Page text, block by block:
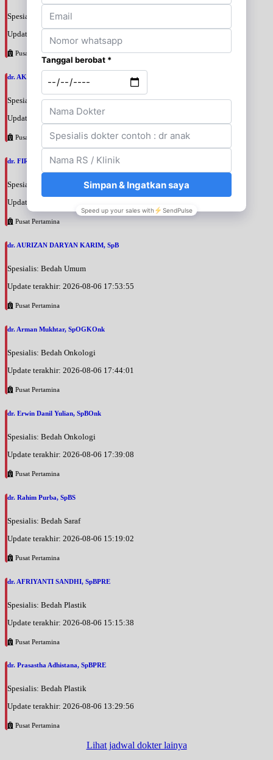
Spesialis: Bedah Urologi
Update terakhir: 2026-08-06 18:42:13
Pusat Pertamina
dr. AKBARI WAHYUDI KUSUMAH, SpU
Spesialis: Bedah Urologi
Update terakhir: 2026-08-06 18:38:38
Pusat Pertamina
dr. FIRTANTYO ADI SYAHPUTRA, SpU
Spesialis: Bedah Urologi
Update terakhir: 2026-08-06 18:29:29
Pusat Pertamina
dr. AURIZAN DARYAN KARIM, SpB
Spesialis: Bedah Umum
Update terakhir: 2026-08-06 17:53:55
Pusat Pertamina
dr. Arman Mukhtar, SpOGKOnk
Spesialis: Bedah Onkologi
Update terakhir: 2026-08-06 17:44:01
Pusat Pertamina
dr. Erwin Danil Yulian, SpBOnk
Spesialis: Bedah Onkologi
Update terakhir: 2026-08-06 17:39:08
Pusat Pertamina
dr. Rahim Purba, SpBS
Spesialis: Bedah Saraf
Update terakhir: 2026-08-06 15:19:02
Pusat Pertamina
dr. AFRIYANTI SANDHI, SpBPRE
Spesialis: Bedah Plastik
Update terakhir: 2026-08-06 15:15:38
Pusat Pertamina
dr. Prasastha Adhistana, SpBPRE
Spesialis: Bedah Plastik
Update terakhir: 2026-08-06 13:29:56
Pusat Pertamina
Lihat jadwal dokter lainya